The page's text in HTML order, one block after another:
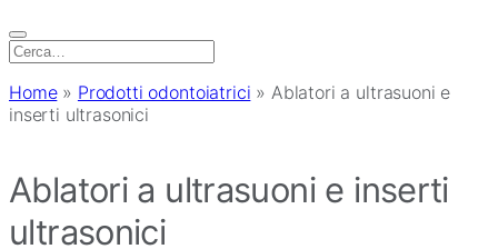
Search
Home» Prodotti odontoiatrici » Ablatori a ultrasuoni e
inserti ultrasonici
Ablatori a ultrasuoni e inserti
ultrasonici